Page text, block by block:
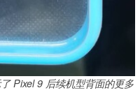
Pixel 9 后续机型背面的更多